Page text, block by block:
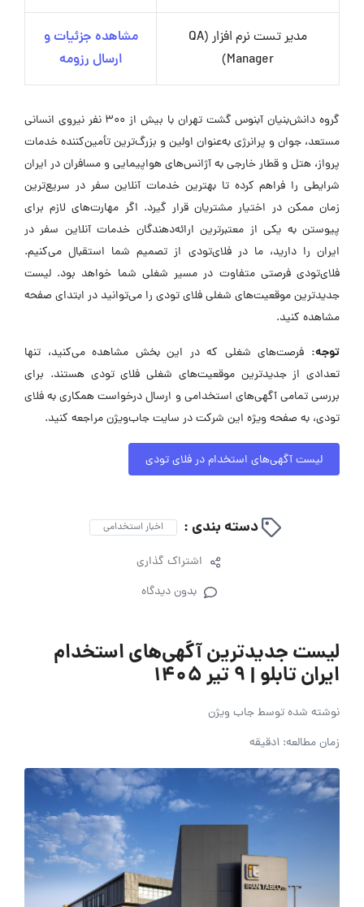
مدیر تست نرم افزار (QA
Manager)
مشاهده جزئیات و
ارسال رزومه
گروه دانش‌بنیان آبنوس گشت تهران با بیش از ۳۰۰ نفر نیروی انسانی
مستعد، جوان و پرانرژی به‌عنوان اولین و بزرگ‌ترین تأمین‌کننده خدمات
پرواز، هتل و قطار خارجی به آژانس‌های هواپیمایی و مسافران در ایران
شرایطی را فراهم کرده تا بهترین خدمات آنلاین سفر در سریع‌ترین
زمان ممکن در اختیار مشتریان قرار گیرد. اگر مهارت‌های لازم برای
پیوستن به یکی از معتبرترین ارائه‌دهندگان خدمات آنلاین سفر در
ایران را دارید، ما در فلای‌تودی از تصمیم شما استقبال می‌کنیم.
فلای‌تودی فرصتی متفاوت در مسیر شغلی شما خواهد بود. لیست
جدیدترین موقعیت‌های شغلی فلای تودی را می‌توانید در ابتدای صفحه
مشاهده کنید.
توجه: فرصت‌های شغلی که در این بخش مشاهده می‌کنید، تنها
تعدادی از جدیدترین موقعیت‌های شغلی فلای تودی هستند. برای
بررسی تمامی آگهی‌های استخدامی و ارسال درخواست همکاری به فلای
تودی، به صفحه ویژه این شرکت در سایت جاب‌ویژن مراجعه کنید.
لیست آگهی‌های استخدام در فلای تودی
دسته بندی : اخبار استخدامی
اشتراک گذاری
بدون دیدگاه
لیست جدیدترین آگهی‌های استخدام
ایران تابلو | ۹ تیر ۱۴۰۵
نوشته شده توسطجاب ویژن
زمان مطالعه: 1دقیقه